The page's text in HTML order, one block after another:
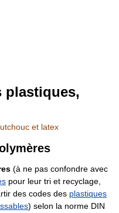
plastiques,
et latex
(à ne pas confondre avec
pour leur tri et recyclage,
des codes des plastiques
) selon la norme DIN